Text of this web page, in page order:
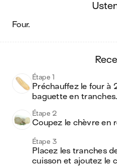
four.
Étape 1
Préchauffez le four à
baguette en tranches.
Étape 2
Coupez le chèvre en
Étape 3
Placez les tranches
cuisson et ajoutez le